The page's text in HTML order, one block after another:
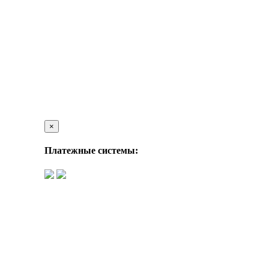
×
Платежные системы: